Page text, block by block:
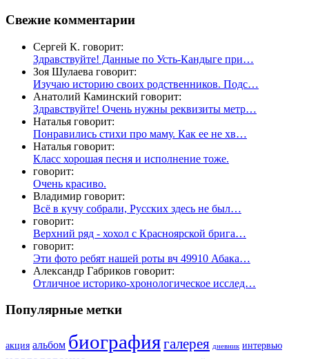
Свежие комментарии
Сергей К. говорит:
Здравствуйте! Данные по Усть-Кандыге при…
Зоя Шулаева говорит:
Изучаю историю своих родственников. Подс…
Анатолий Каминский говорит:
Здравствуйте! Очень нужны реквизиты метр…
Наталья говорит:
Понравились стихи про маму. Как ее не хв…
Наталья говорит:
Класс хорошая песня и исполнение тоже.
говорит:
Очень красиво.
Владимир говорит:
Всё в кучу собрали, Русских здесь не был…
говорит:
Верхний ряд - хохол с Красноярской брига…
говорит:
Эти фото ребят нашей роты вч 49910 Абака…
Александр Габриков говорит:
Отличное историко-хронологическое исслед…
Популярные метки
акция альбом биографиягалерея дневник интервью